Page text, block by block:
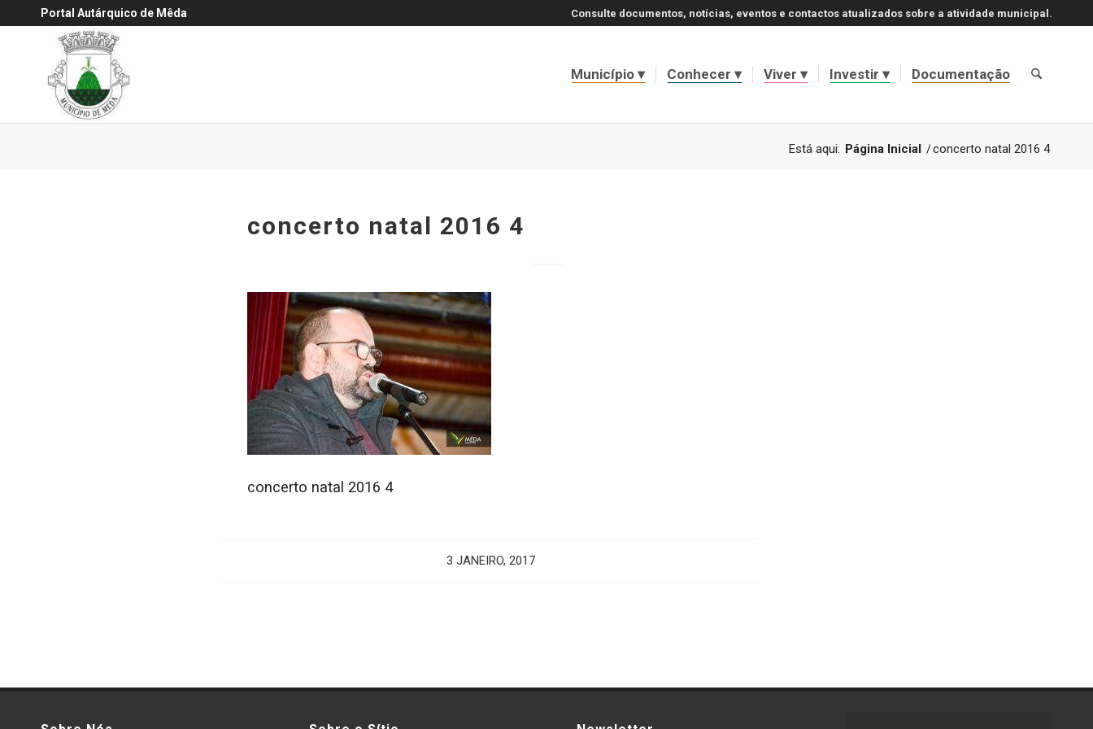
Portal Autárquico de Mêda Consulte documentos, notícias, eventos e contactos atualizados sobre a atividade municipal.
Município Conhecer Viver Investir Documentação
Está aqui: Página Inicial /concerto natal 2016 4
concerto natal 2016 4
concerto natal 2016 4
3 JANEIRO, 2017